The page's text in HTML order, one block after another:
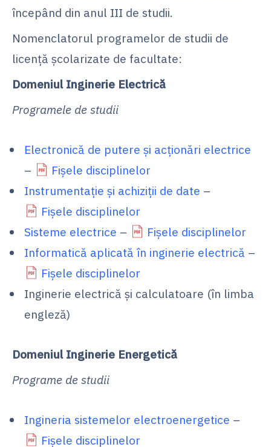
începând din anul III de studii.
Nomenclatorul programelor de studii de
licenţă şcolarizate de facultate:
Domeniul Inginerie Electrică
Programele de studii
Electronică de putere şi acţionări electrice
–
Fișele disciplinelor
Instrumentaţie şi achiziţii de date –
Fișele disciplinelor
Sisteme electrice –
Fișele disciplinelor
Informatică aplicată în inginerie electrică –
Fișele disciplinelor
Inginerie electrică și calculatoare (în limba
engleză)
Domeniul Inginerie Energetică
Programe de studii
Ingineria sistemelor electroenergetice –
Fișele disciplinelor